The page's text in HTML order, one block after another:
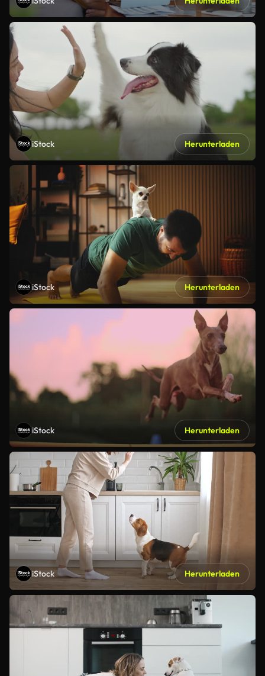
iStock Herunterladen
iStock Herunterladen
iStock Herunterladen
iStock Herunterladen